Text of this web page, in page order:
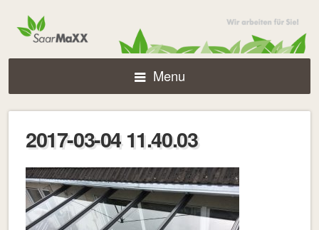
Menu
2017-03-04 11.40.03